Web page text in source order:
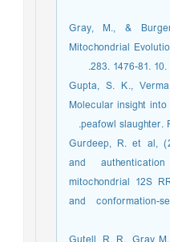
Gray, M., &
Mitochondrial
283. 1476-81.
Gupta, S. K.,
Molecular insight
peafowl slaughter.
Gurdeep, R. et al,
and
mitochondrial 12S
and conformation-